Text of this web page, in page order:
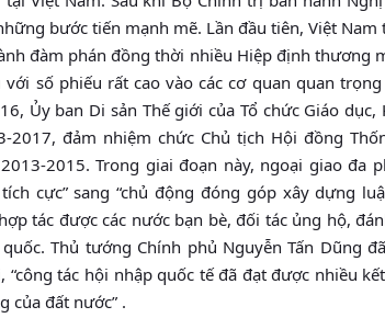
bước tiến mạnh mẽ. Lần đầu tiên, Việt
đàm phán đồng thời nhiều Hiệp định thương
số phiếu rất cao vào các cơ quan quan
Ủy ban Di sản Thế giới của Tổ chức Giáo
2017, đảm nhiệm chức Chủ tịch Hội đồng
2015. Trong giai đoạn này, ngoại giao đa
cực” sang “chủ động đóng góp xây dựng
tác được các nước bạn bè, đối tác ủng hộ,
quốc. Thủ tướng Chính phủ Nguyễn Tấn Dũng
“công tác hội nhập quốc tế đã đạt được nhiều
của đất nước” .